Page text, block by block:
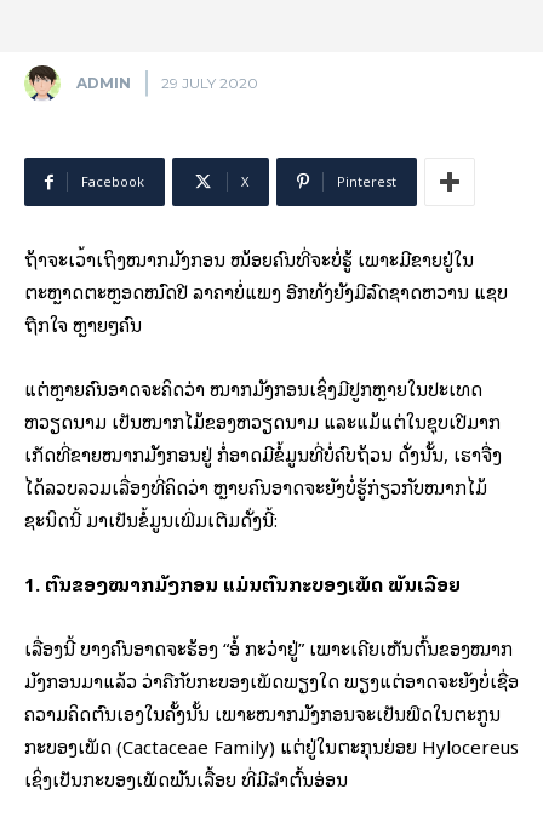
ADMIN 29 JULY 2020
Facebook X Pinterest
ຖ້າຈະເວົ້າເຖິງໝາກມັງກອນ ໜ້ອຍຄົນທີ່ຈະບໍ່ຮູ້ ເພາະມີຂາຍຢູ່ໃນ
ຕະຫຼາດຕະຫຼອດໝົດປີ ລາຄາບໍ່ແພງ ອີກທັງຍັງມີລົດຊາດຫວານ ແຊບ
ຖືກໃຈ ຫຼາຍໆຄົນ
ແຕ່ຫຼາຍຄົນອາດຈະຄິດວ່າ ໝາກມັງກອນເຊິ່ງມີປູກຫຼາຍໃນປະເທດ
ຫວຽດນາມ ເປັນໝາກໄມ້ຂອງຫວຽດນາມ ແລະແມ້ແຕ່ໃນຊຸບເປີມາກ
ເກັດທີ່ຂາຍໝາກມັງກອນຢູ່ ກໍ່ອາດມີຂໍ້ມູນທີ່ບໍ່ຄົບຖ້ວນ ດັ່ງນັ້ນ, ເຮົາຈື່ງ
ໄດ້ລວບລວມເລື່ອງທີ່ຄິດວ່າ ຫຼາຍຄົນອາດຈະຍັງບໍ່ຮູ້ກ່ຽວກັບໝາກໄມ້
ຊະນິດນີ້ ມາເປັນຂໍ້ມູນເພີ່ມເຕີມດັ່ງນີ້:
1. ຕົ້ນຂອງໝາກມັງກອນ ແມ່ນຕົ້ນກະບອງເພັດ ພັນເລື້ອຍ
ເລື່ອງນີ້ ບາງຄົນອາດຈະຮ້ອງ “ອໍ້ ກະວ່າຢູ່” ເພາະເຄີຍເຫັນຕົ້ນຂອງໝາກ
ມັງກອນມາແລ້ວ ວ່າຄືກັບກະບອງເພັດພຽງໃດ ພຽງແຕ່ອາດຈະຍັງບໍ່ເຊື່ອ
ຄວາມຄິດຕົນເອງໃນຄັ້ງນັ້ນ ເພາະໝາກມັງກອນຈະເປັນພືດໃນຕະກູນ
ກະບອງເພັດ (Cactaceae Family) ແຕ່ຢູ່ໃນຕະກຸນຍ່ອຍ Hylocereus
ເຊິ່ງເປັນກະບອງເພັດພັນເລື້ອຍ ທີ່ມີລຳຕົ້ນອ່ອນ